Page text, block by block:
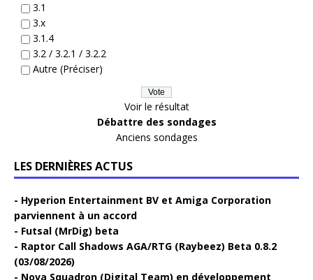
3.1
3.x
3.1.4
3.2 / 3.2.1 / 3.2.2
Autre (Préciser)
Voir le résultat
Débattre des sondages
Anciens sondages
LES DERNIÈRES ACTUS
Hyperion Entertainment BV et Amiga Corporation
parviennent à un accord
Futsal (MrDig) beta
Raptor Call Shadows AGA/RTG (Raybeez) Beta 0.8.2
(03/08/2026)
Nova Squadron (Digital Team) en développement